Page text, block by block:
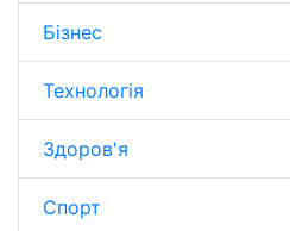
Бізнес
Технологія
Здоров'я
Спорт